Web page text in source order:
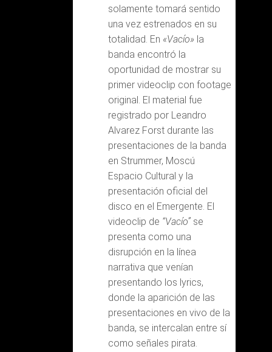
solamente tomará sentido
una vez estrenados en su
totalidad. En «Vacío»la
banda encontró la
oportunidad de mostrar su
primer videoclip con footage
original. El material fue
registrado por Leandro
Alvarez Forst durante las
presentaciones de la banda
en Strummer, Moscú
Espacio Cultural y la
presentación oficial del
disco en el Emergente. El
videoclip de “Vacío”se
presenta como una
disrupción en la línea
narrativa que venían
presentando los lyrics,
donde la aparición de las
presentaciones en vivo de la
banda, se intercalan entre sí
como señales pirata.